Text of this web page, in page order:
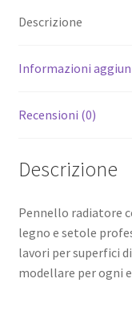
Descrizione
Informazioni
Recensioni (0)
Descrizione
Pennello radiatore
legno e setole
lavori per superfici
modellare per ogni